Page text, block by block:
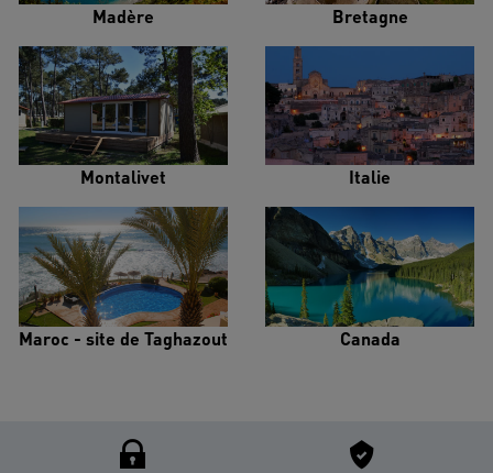
Madère Bretagne
Montalivet Italie
Maroc - site de Taghazout Canada